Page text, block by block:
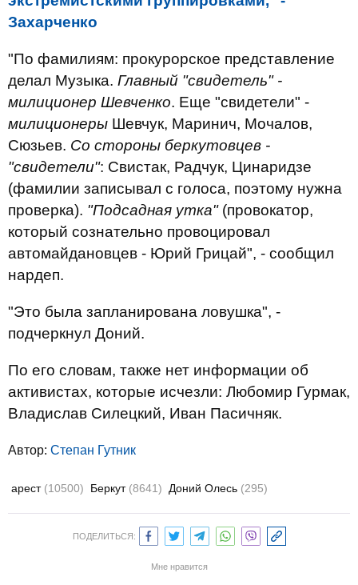
Захарченко
"По фамилиям: прокурорское представление
делал Музыка. Главный "свидетель" -
милиционер Шевченко. Еще "свидетели" -
милиционеры Шевчук, Маринич, Мочалов,
Сюзьев. Со стороны беркутовцев -
"свидетели": Свистак, Радчук, Цинаридзе
(фамилии записывал с голоса, поэтому нужна
проверка). "Подсадная утка"(провокатор,
который сознательно провоцировал
автомайдановцев - Юрий Грицай", - сообщил
нардеп.
"Это была запланирована ловушка", -
подчеркнул Доний.
По его словам, также нет информации об
активистах, которые исчезли: Любомир Гурмак,
Владислав Силецкий, Иван Пасичняк.
Автор: Степан Гутник
арест (10500) Беркут (8641) Доний Олесь (295)
ПОДЕЛИТЬСЯ:
Мне нравится